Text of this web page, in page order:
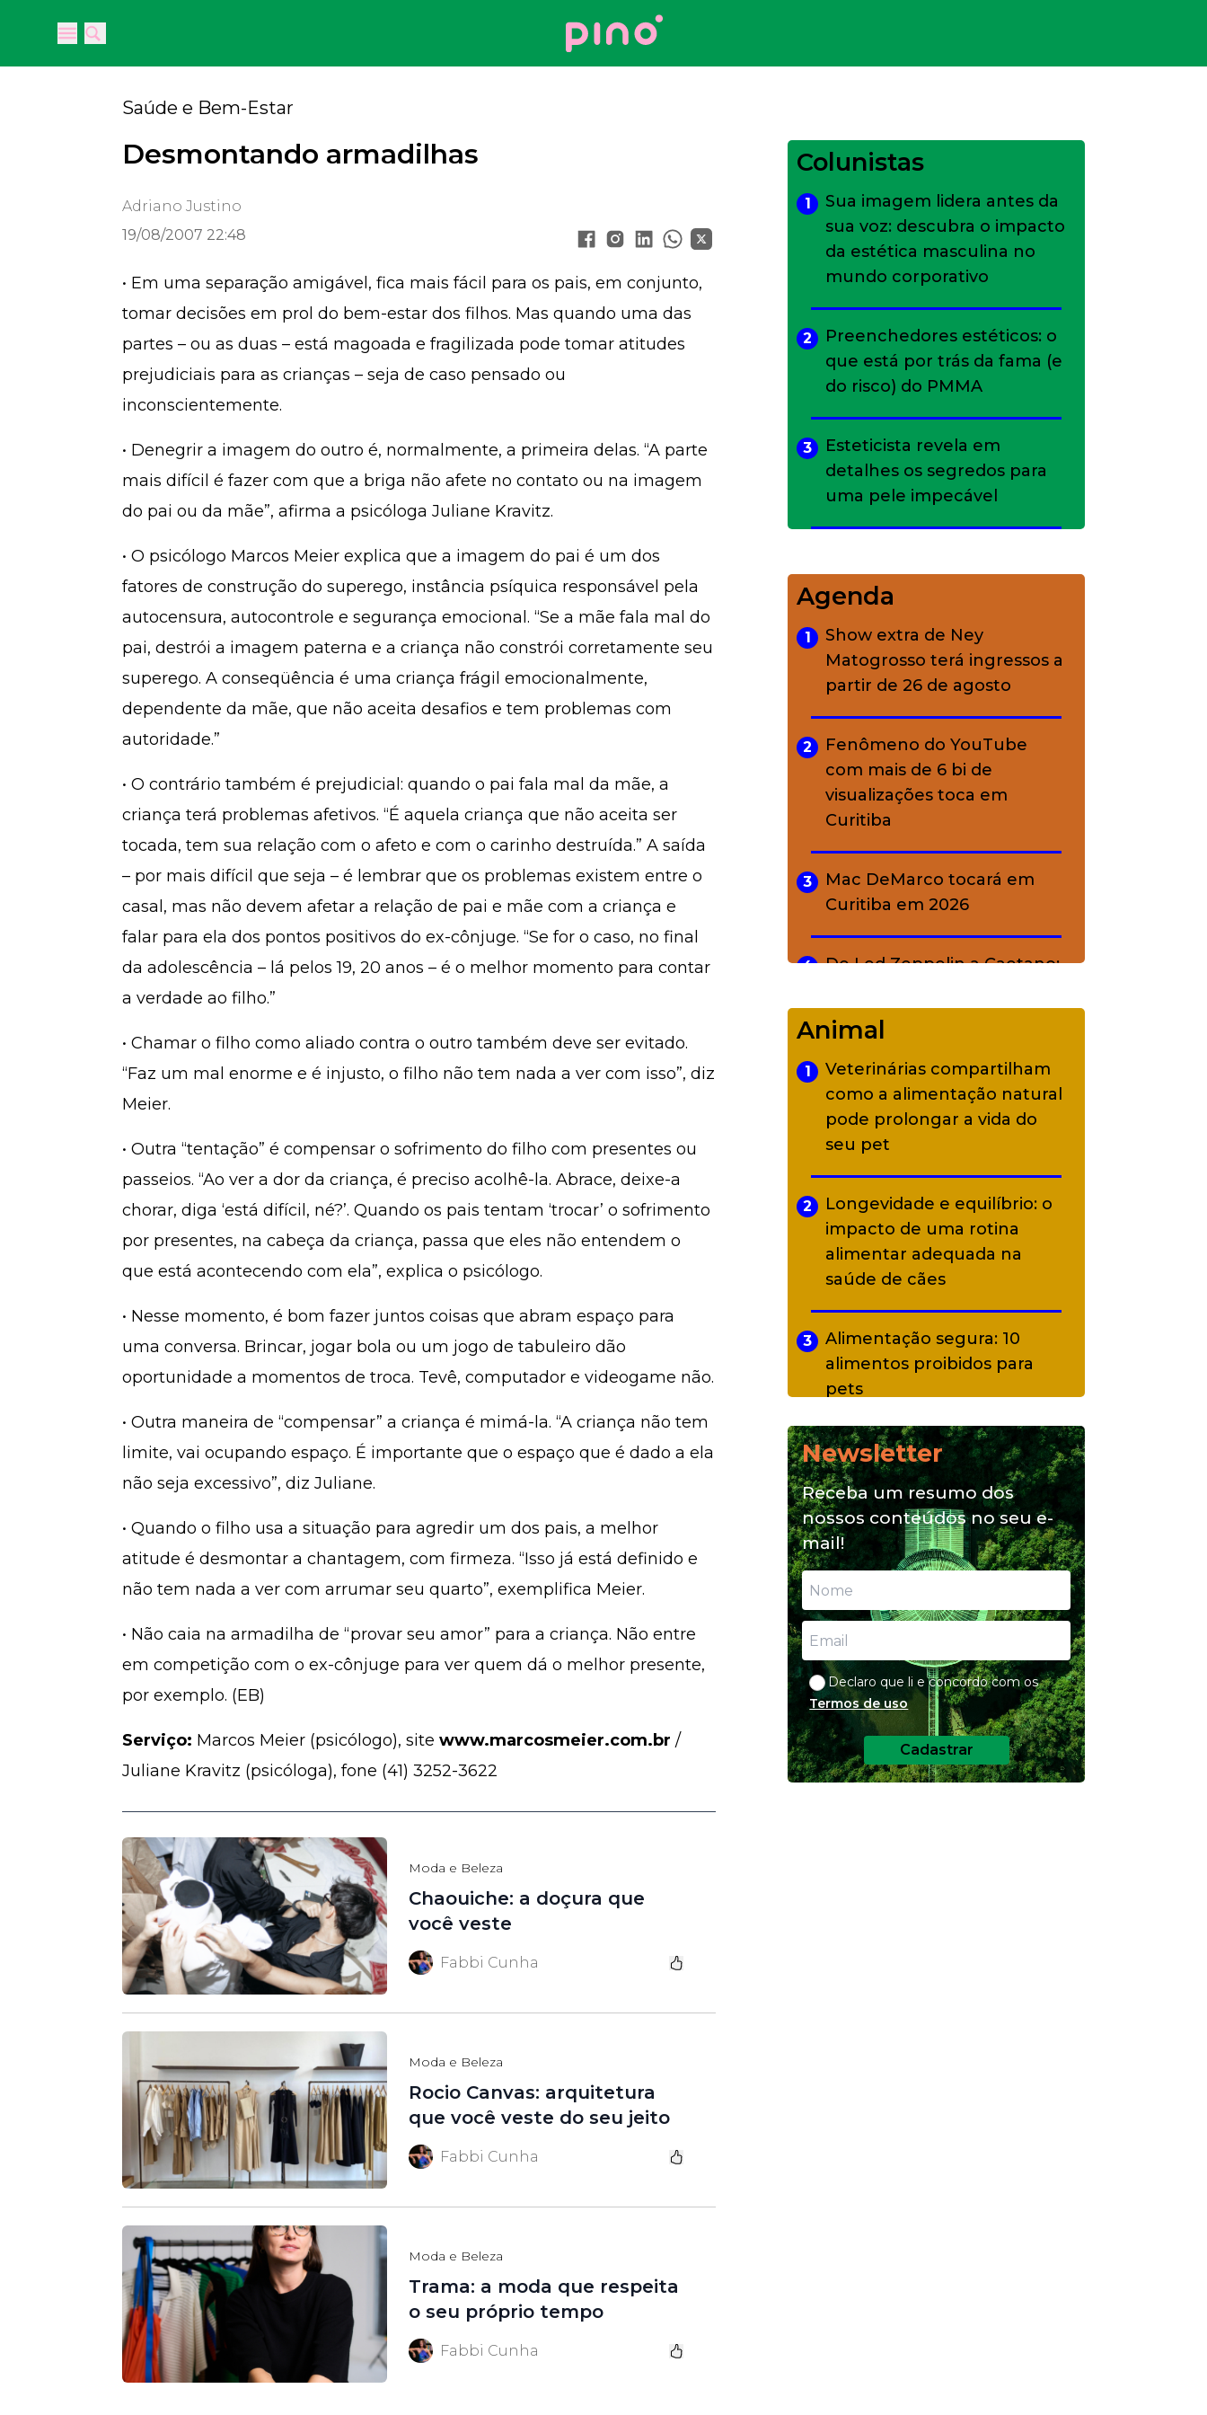
Open main menu
Open main menu
Your Company
Saúde e Bem-Estar
Desmontando armadilhas
Adriano Justino
19/08/2007 22:48
• Em uma separação amigável, fica mais fácil para os pais, em conjunto,
tomar decisões em prol do bem-estar dos filhos. Mas quando uma das
partes – ou as duas – está magoada e fragilizada pode tomar atitudes
prejudiciais para as crianças – seja de caso pensado ou
inconscientemente.
• Denegrir a imagem do outro é, normalmente, a primeira delas. “A parte
mais difícil é fazer com que a briga não afete no contato ou na imagem
do pai ou da mãe”, afirma a psicóloga Juliane Kravitz.
• O psicólogo Marcos Meier explica que a imagem do pai é um dos
fatores de construção do superego, instância psíquica responsável pela
autocensura, autocontrole e segurança emocional. “Se a mãe fala mal do
pai, destrói a imagem paterna e a criança não constrói corretamente seu
superego. A conseqüência é uma criança frágil emocionalmente,
dependente da mãe, que não aceita desafios e tem problemas com
autoridade.”
• O contrário também é prejudicial: quando o pai fala mal da mãe, a
criança terá problemas afetivos. “É aquela criança que não aceita ser
tocada, tem sua relação com o afeto e com o carinho destruída.” A saída
– por mais difícil que seja – é lembrar que os problemas existem entre o
casal, mas não devem afetar a relação de pai e mãe com a criança e
falar para ela dos pontos positivos do ex-cônjuge. “Se for o caso, no final
da adolescência – lá pelos 19, 20 anos – é o melhor momento para contar
a verdade ao filho.”
• Chamar o filho como aliado contra o outro também deve ser evitado.
“Faz um mal enorme e é injusto, o filho não tem nada a ver com isso”, diz
Meier.
• Outra “tentação” é compensar o sofrimento do filho com presentes ou
passeios. “Ao ver a dor da criança, é preciso acolhê-la. Abrace, deixe-a
chorar, diga ‘está difícil, né?’. Quando os pais tentam ‘trocar’ o sofrimento
por presentes, na cabeça da criança, passa que eles não entendem o
que está acontecendo com ela”, explica o psicólogo.
• Nesse momento, é bom fazer juntos coisas que abram espaço para
uma conversa. Brincar, jogar bola ou um jogo de tabuleiro dão
oportunidade a momentos de troca. Tevê, computador e videogame não.
• Outra maneira de “compensar” a criança é mimá-la. “A criança não tem
limite, vai ocupando espaço. É importante que o espaço que é dado a ela
não seja excessivo”, diz Juliane.
• Quando o filho usa a situação para agredir um dos pais, a melhor
atitude é desmontar a chantagem, com firmeza. “Isso já está definido e
não tem nada a ver com arrumar seu quarto”, exemplifica Meier.
• Não caia na armadilha de “provar seu amor” para a criança. Não entre
em competição com o ex-cônjuge para ver quem dá o melhor presente,
por exemplo. (EB)
Serviço: Marcos Meier (psicólogo), site www.marcosmeier.com.br /
Juliane Kravitz (psicóloga), fone (41) 3252-3622
Moda e Beleza
Chaouiche: a doçura que
você veste
Fabbi Cunha
Moda e Beleza
Rocio Canvas: arquitetura
que você veste do seu jeito
Fabbi Cunha
Moda e Beleza
Trama: a moda que respeita
o seu próprio tempo
Fabbi Cunha
Colunistas
1
Sua imagem lidera antes da
sua voz: descubra o impacto
da estética masculina no
mundo corporativo
2
Preenchedores estéticos: o
que está por trás da fama (e
do risco) do PMMA
3
Esteticista revela em
detalhes os segredos para
uma pele impecável
charme rústico que
conquistou o luxo
A ciência por trás da
skincare: a função de cada
ativo
Agenda
1
Show extra de Ney
Matogrosso terá ingressos a
partir de 26 de agosto
2
Fenômeno do YouTube
com mais de 6 bi de
visualizações toca em
Curitiba
3
Mac DeMarco tocará em
Curitiba em 2026
4
De Led Zeppelin a Caetano:
diverso a partir de R$ 17
5
Adriana Calcanhotto retoma
alter ego infantil para show
em Curitiba
Animal
1
Veterinárias compartilham
como a alimentação natural
pode prolongar a vida do
seu pet
2
Longevidade e equilíbrio: o
impacto de uma rotina
alimentar adequada na
saúde de cães
3
Alimentação segura: 10
alimentos proibidos para
pets
4
Alimentação natural e mix
feeding: conheça essas
opções para nutrição do seu
pet
Newsletter
Receba um resumo dos
nossos conteúdos no seu e-
mail!
Declaro que li e concordo com os
Termos de uso
Cadastrar